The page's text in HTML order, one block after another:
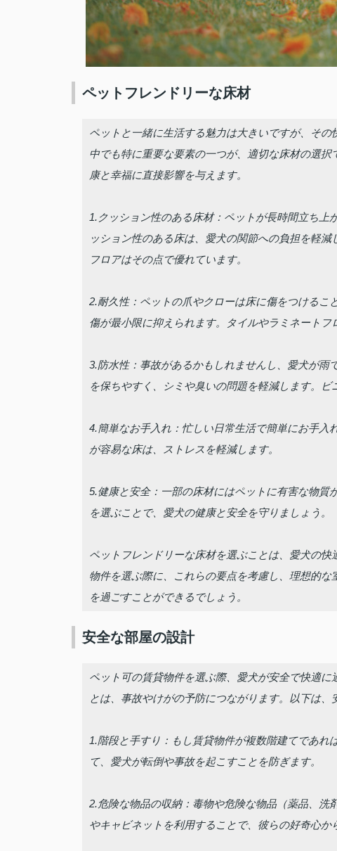
ペットフレンドリーな床材
ペットと一緒に生活する魅力は大きいですが、そ
中でも特に重要な要素の一つが、適切な床材の選
康と幸福に直接影響を与えます。
1.クッション性のある床材：ペットが長時間立ち
ッション性のある床は、愛犬の関節への負担を軽
フロアはその点で優れています。
2.耐久性：ペットの爪やクローは床に傷をつける
傷が最小限に抑えられます。タイルやラミネートフ
3.防水性：事故があるかもしれませんし、愛犬が
を保ちやすく、シミや臭いの問題を軽減します。ビ
4.簡単なお手入れ：忙しい日常生活で簡単にお手
が容易な床は、ストレスを軽減します。
5.健康と安全：一部の床材にはペットに有害な物
を選ぶことで、愛犬の健康と安全を守りましょう。
ペットフレンドリーな床材を選ぶことは、愛犬の
物件を選ぶ際に、これらの要点を考慮し、理想的
を過ごすことができるでしょう。
安全な部屋の設計
ペット可の賃貸物件を選ぶ際、愛犬が安全で快適
とは、事故やけがの予防につながります。以下は、
1.階段と手すり：もし賃貸物件が複数階建てであれ
て、愛犬が転倒や事故を起こすことを防ぎます。
2.危険な物品の収納：毒物や危険な物品（薬品、
やキャビネットを利用することで、彼らの好奇心か